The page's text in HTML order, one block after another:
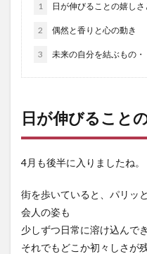
1 日が伸びることの嬉しさ
2 偶然と香りと心の動き
3 未来の自分を結ぶもの・
日が伸びること
4月も後半に入りましたね。
街を歩いていると、パリッ
会人の姿も
少しずつ日常に溶け込んで
それでもどこか初々しさが